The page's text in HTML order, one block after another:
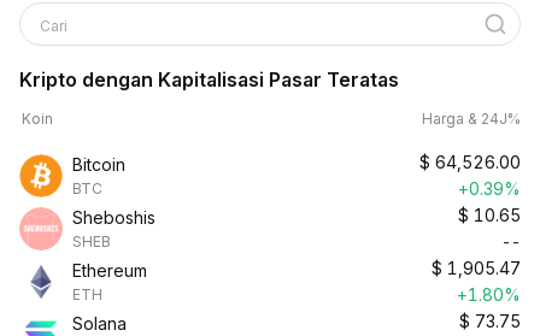
Cari
Kripto dengan Kapitalisasi Pasar Teratas
Koin Harga & 24J%
Bitcoin
BTC
$ 64,526.00
+0.39%
Sheboshis
SHEB
$ 10.65
--
Ethereum
ETH
$ 1,905.47
+1.80%
Solana
$ 73.75